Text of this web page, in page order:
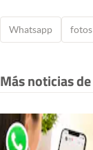
Whatsapp fotos
Más noticias de